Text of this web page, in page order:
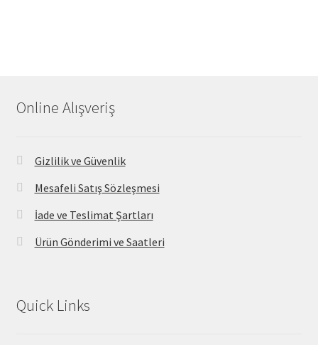
Online Alışveriş
Gizlilik ve Güvenlik
Mesafeli Satış Sözleşmesi
İade ve Teslimat Şartları
Ürün Gönderimi ve Saatleri
Quick Links